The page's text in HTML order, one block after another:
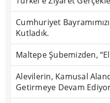
Cumhuriyet
Kutladık.
Maltepe Şubemizden,
Alevilerin, Kamusal
Getirmeye Devam